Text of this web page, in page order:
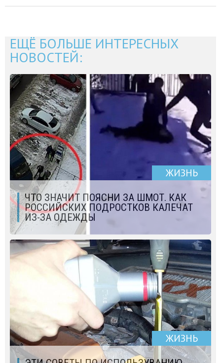
ЕЩЁ БОЛЬШЕ ИНТЕРЕСНЫХ
НОВОСТЕЙ:
ЖИЗНЬ
ЧТО ЗНАЧИТ ПОЯСНИ ЗА ШМОТ. КАК
РОССИЙСКИХ ПОДРОСТКОВ КАЛЕЧАТ
ИЗ-ЗА ОДЕЖДЫ
ЖИЗНЬ